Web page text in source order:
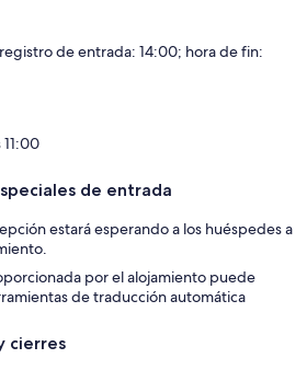
de entrada: 14:00; hora de fin:
de entrada
estará esperando a los huéspedes a
por el alojamiento puede
de traducción automática
cierres